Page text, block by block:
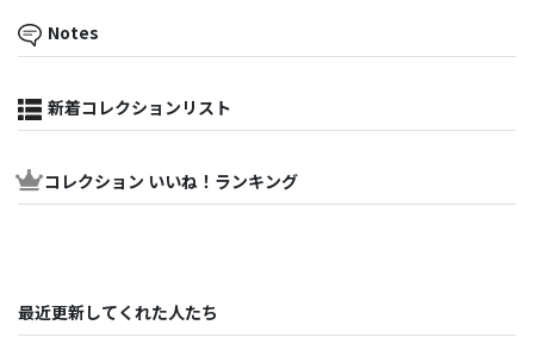
Notes
新着コレクションリスト
コレクション いいね！ランキング
最近更新してくれた人たち